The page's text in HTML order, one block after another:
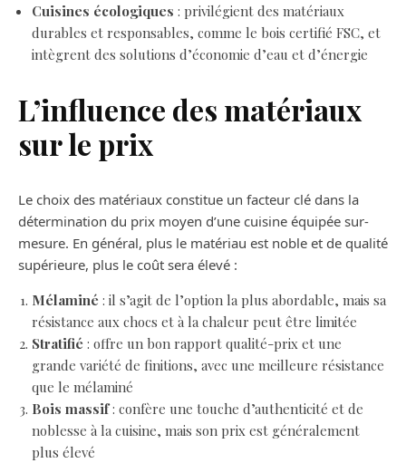
Cuisines écologiques : privilégient des matériaux
durables et responsables, comme le bois certifié FSC, et
intègrent des solutions d’économie d’eau et d’énergie
L’influence des matériaux
sur le prix
Le choix des matériaux constitue un facteur clé dans la
détermination du prix moyen d’une cuisine équipée sur-
mesure. En général, plus le matériau est noble et de qualité
supérieure, plus le coût sera élevé :
Mélaminé : il s’agit de l’option la plus abordable, mais sa
résistance aux chocs et à la chaleur peut être limitée
Stratifié : offre un bon rapport qualité-prix et une
grande variété de finitions, avec une meilleure résistance
que le mélaminé
Bois massif: confère une touche d’authenticité et de
noblesse à la cuisine, mais son prix est généralement
plus élevé